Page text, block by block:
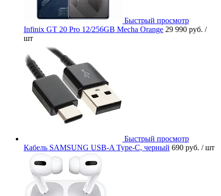
Быстрый просмотр
Infinix GT 20 Pro 12/256GB Mecha Orange 29 990 руб. /
шт
Быстрый просмотр
Кабель SAMSUNG USB-A Type-C, черный 690 руб. / шт